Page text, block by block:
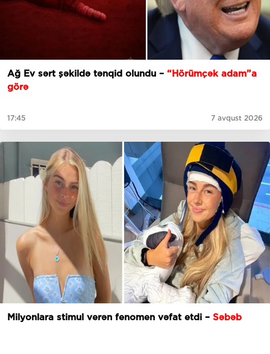
Ağ Ev sərt şəkildə tənqid olundu – “Hörümçək adam”a
görə
17:45 7 avqust 2026
Milyonlara stimul verən fenomen vəfat etdi – Səbəb